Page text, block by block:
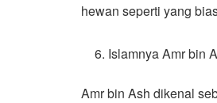
hewan seperti yang
Islamnya Amr bin
Amr bin Ash dikenal